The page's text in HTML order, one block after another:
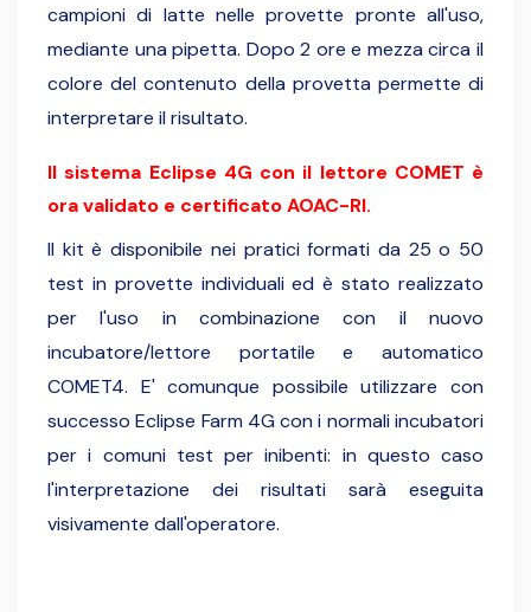
campioni di latte nelle provette pronte all'uso,
mediante una pipetta. Dopo 2 ore e mezza circa il
colore del contenuto della provetta permette di
interpretare il risultato.
Il sistema Eclipse 4G con il lettore COMET è
ora validato e certificato AOAC-RI.
Il kit è disponibile nei pratici formati da 25 o 50
test in provette individuali ed è stato realizzato
per l'uso in combinazione con il nuovo
incubatore/lettore portatile e automatico
COMET4. E' comunque possibile utilizzare con
successo Eclipse Farm 4G con i normali incubatori
per i comuni test per inibenti: in questo caso
l'interpretazione dei risultati sarà eseguita
visivamente dall'operatore.